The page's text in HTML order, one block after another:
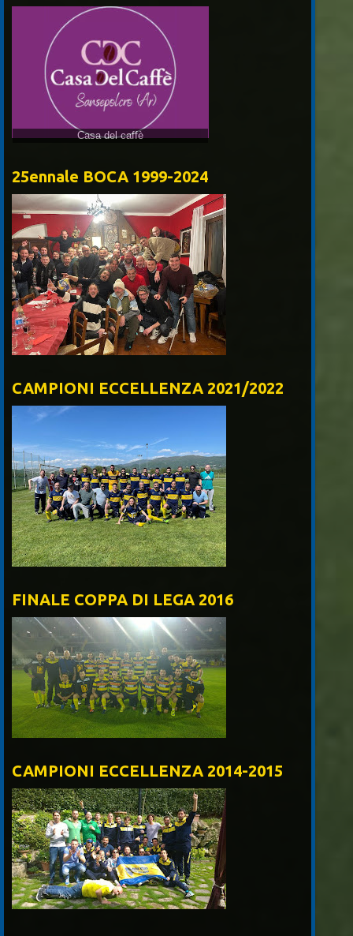
25ennale BOCA 1999-2024
CAMPIONI ECCELLENZA 2021/2022
FINALE COPPA DI LEGA 2016
CAMPIONI ECCELLENZA 2014-2015